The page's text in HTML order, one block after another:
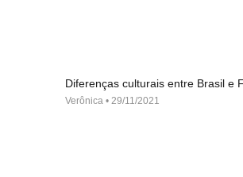
Diferenças culturais entre Brasil e
Verônica 29/11/2021